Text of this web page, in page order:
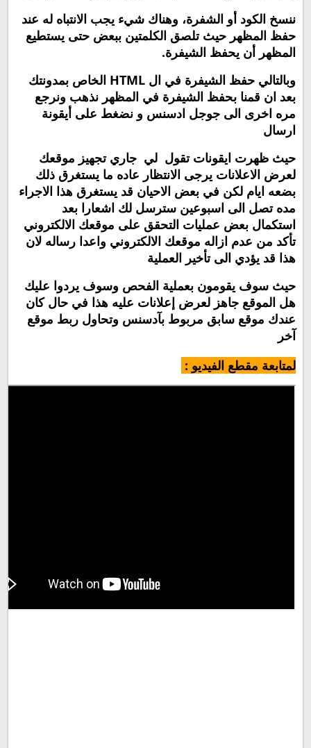
ننسخ الكود أو الشفرة، وهناك شيء يجب الانتباه له عند
حفظ المظهر حيث تلصق الكلمتين ببعض حتى يستطيع
المظهر أن يحفظ الشيفرة.
وبالتالي حفظ الشيفرة في ال HTML الخاص بمدونتك
بعد ان قمنا بحفظ الشيفرة في المظهر نذهب ونرجع
مره اخرى الى جوجل ادسنس و نضغط على أيقونة
ارسال
حيث ظهرت ايقونات تقول لي جاري تجهيز موقعك
لعرض الاعلانات يرجى الانتظار عاده ما يستغرق ذلك
بضعه ايام لكن في بعض الاحيان قد يستغرق هذا الاجراء
مده تصل الى اسبوعين سترسل لك اشعارا بعد
استكمال بعض عمليات التحقق على موقعك الالكتروني
تأكد من عدم ازاله موقعك الالكتروني واعدا رساله لان
هذا قد يؤدي الى تأخير العملية
حيث سوف يقومون بعملية الفحص وسوف يردوا عليك
هل الموقع جاهز لعرض إعلانات عليه هذا في حال كان
عندك موقع سابق مربوط بآدسنس وتحاول ربط موقع
آخر
لمتابعة مقطع الفيديو :